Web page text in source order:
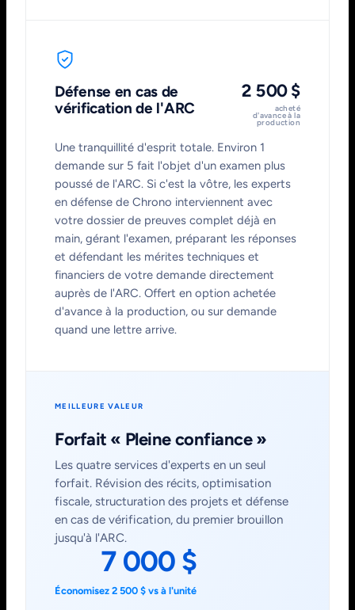
Défense en cas de
vérification de l'ARC
2 500 $
acheté
d'avance à la
production
Une tranquillité d'esprit totale. Environ 1
demande sur 5 fait l'objet d'un examen plus
poussé de l'ARC. Si c'est la vôtre, les experts
en défense de Chrono interviennent avec
votre dossier de preuves complet déjà en
main, gérant l'examen, préparant les réponses
et défendant les mérites techniques et
financiers de votre demande directement
auprès de l'ARC. Offert en option achetée
d'avance à la production, ou sur demande
quand une lettre arrive.
MEILLEURE VALEUR
Forfait « Pleine confiance »
Les quatre services d'experts en un seul
forfait. Révision des récits, optimisation
fiscale, structuration des projets et défense
en cas de vérification, du premier brouillon
jusqu'à l'ARC.
7 000 $
Économisez 2 500 $ vs à l'unité